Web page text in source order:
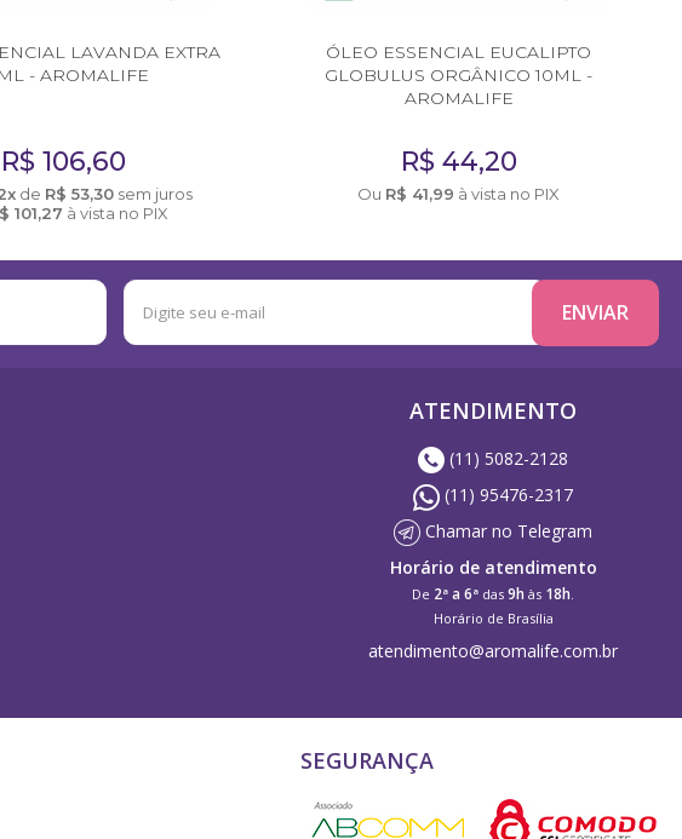
LAVANDA EXTRA
- AROMALIFE
R$106,60
de R$ 53,30sem juros
101,27 à vista no PIX
ÓLEO ESSENCIAL EUCALIPTO
GLOBULUS ORGÂNICO 10ML -
AROMALIFE
R$ 44,20
Ou R$ 41,99 à vista no PIX
ATENDIMENTO
(11) 5082-2128
(11) 95476-2317
Chamar no Telegram
Horário de atendimento
De 2ª a 6ª das9h às 18h
Horário de Brasília
atendimento@aromalife.com.br
SEGURANÇA